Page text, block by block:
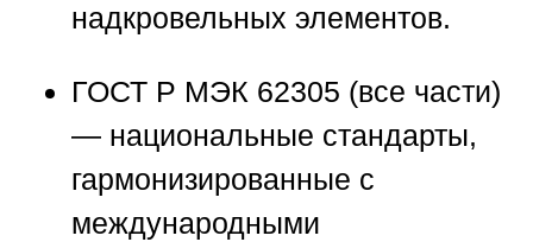
надкровельных элементов.
ГОСТ Р МЭК 62305 (все части)
— национальные стандарты,
гармонизированные с
международными